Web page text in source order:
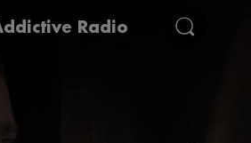
Radio